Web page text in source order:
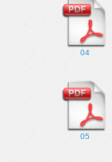
04
05